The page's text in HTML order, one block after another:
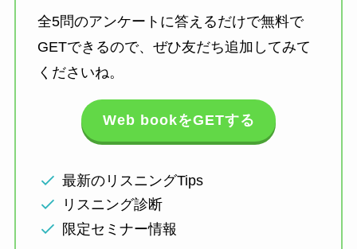
全5問のアンケートに答えるだけで無料で
GETできるので、ぜひ友だち追加してみて
くださいね。
Web bookをGETする
最新のリスニングTips
リスニング診断
限定セミナー情報